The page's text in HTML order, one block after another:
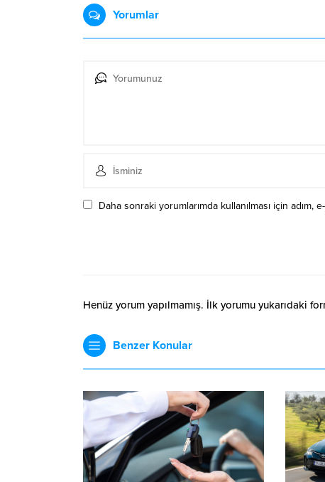
Yorumlar
Daha sonraki yorumlarımda kullanılması için
Henüz yorum yapılmamış. İlk yorumu yukarıdaki
Benzer Konular